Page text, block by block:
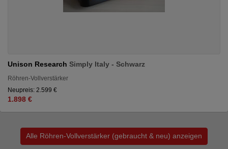
Unison Research Simply Italy - Schwarz
Röhren-Vollverstärker
Neupreis: 2.599 €
1.898 €
Alle Röhren-Vollverstärker (gebraucht & neu) anzeigen